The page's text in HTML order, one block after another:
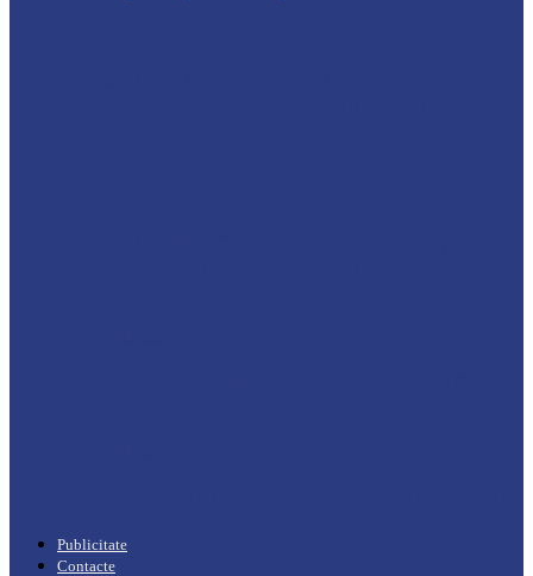
Publicitate
Contacte